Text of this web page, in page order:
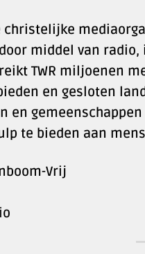
christelijke
middel van
TWR miljoenen
en gesloten
en
te bieden aan
Vrij